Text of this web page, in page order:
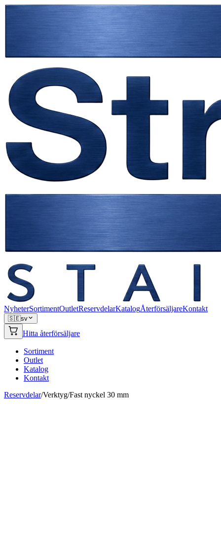
NyheterSortimentOutletReservdelarKatalogÅterförsäljareKontakt
🇸🇪sv
Hitta återförsäljare
Sortiment
Outlet
Katalog
Kontakt
Reservdelar/Verktyg/Fast nyckel 30 mm